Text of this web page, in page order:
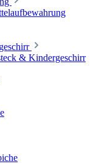
& Kindergeschirr